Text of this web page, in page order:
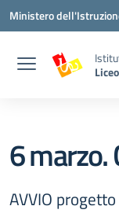
Vai ai contenuti
Vai al menu di
Vai al footer
Ministero
6 marzo.
AVVIO